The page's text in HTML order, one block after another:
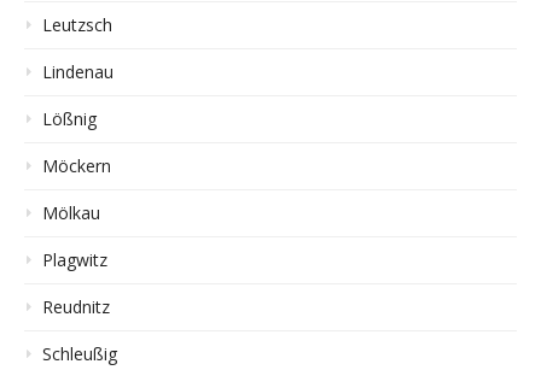
Leutzsch
Lindenau
Lößnig
Möckern
Mölkau
Plagwitz
Reudnitz
Schleußig